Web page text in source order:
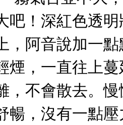
吧！深紅色透
，阿音說加一
煙，一直往上
，不會散去。
暢，沒有一點